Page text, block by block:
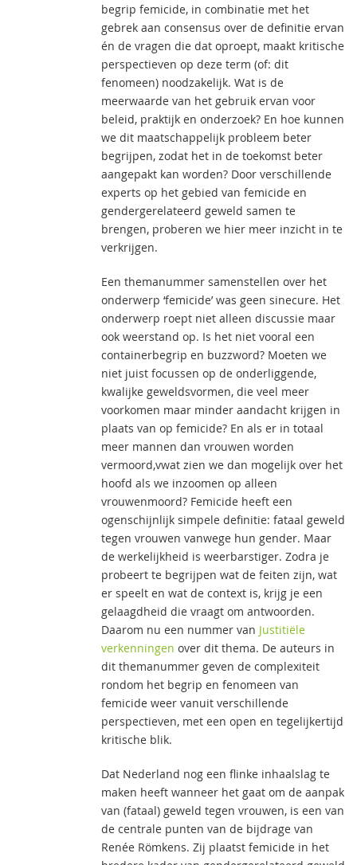
begrip femicide, in combinatie met het
gebrek aan consensus over de definitie ervan
én de vragen die dat oproept, maakt kritische
perspectieven op deze term (of: dit
fenomeen) noodzakelijk. Wat is de
meerwaarde van het gebruik ervan voor
beleid, praktijk en onderzoek? En hoe kunnen
we dit maatschappelijk probleem beter
begrijpen, zodat het in de toekomst beter
aangepakt kan worden? Door verschillende
experts op het gebied van femicide en
gendergerelateerd geweld samen te
brengen, proberen we hier meer inzicht in te
verkrijgen.
Een themanummer samenstellen over het
onderwerp ‘femicide’ was geen sinecure. Het
onderwerp roept niet alleen discussie maar
ook weerstand op. Is het niet vooral een
containerbegrip en buzzword? Moeten we
niet juist focussen op de onderliggende,
kwalijke geweldsvormen, die veel meer
voorkomen maar minder aandacht krijgen in
plaats van op femicide? En als er in totaal
meer mannen dan vrouwen worden
vermoord,vwat zien we dan mogelijk over het
hoofd als we inzoomen op alleen
vrouwenmoord? Femicide heeft een
ogenschijnlijk simpele definitie: fataal geweld
tegen vrouwen vanwege hun gender. Maar
de werkelijkheid is weerbarstiger. Zodra je
probeert te begrijpen wat de feiten zijn, wat
er speelt en wat de context is, krijg je een
gelaagdheid die vraagt om antwoorden.
Daarom nu een nummer van Justitiële
verkenningen over dit thema. De auteurs in
dit themanummer geven de complexiteit
rondom het begrip en fenomeen van
femicide weer vanuit verschillende
perspectieven, met een open en tegelijkertijd
kritische blik.
Dat Nederland nog een flinke inhaalslag te
maken heeft wanneer het gaat om de aanpak
van (fataal) geweld tegen vrouwen, is een van
de centrale punten van de bijdrage van
Renée Römkens. Zij plaatst femicide in het